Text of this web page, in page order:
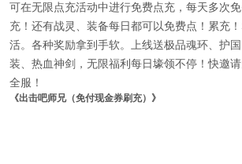
可在无限点充活动中进行免费点充，每天多次
充！还有战灵、装备每日都可以免费点！累充
活。各种奖励拿到手软。上线送极品魂环、护
装、热血神剑，无限福利每日壕领不停！快邀
全服！
《出击吧师兄（免付现金券刷充）》